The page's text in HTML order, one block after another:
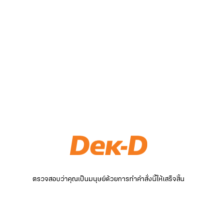
ตรวจสอบว่าคุณเป็นมนุษย์ด้วยการทำคำสั่งนี้ให้เสร็จสิ้น